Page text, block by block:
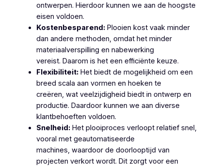
ontwerpen. Hierdoor kunnen we aan de hoogste
eisen voldoen.
Kostenbesparend:Plooien kost vaak minder
dan andere methoden, omdat het minder
materiaalverspilling en nabewerking
vereist. Daarom is het een efficiënte keuze.
Flexibiliteit:Het biedt de mogelijkheid om een
breed scala aan vormen en hoeken te
creëren, wat veelzijdigheid biedt in ontwerp en
productie. Daardoor kunnen we aan diverse
klantbehoeften voldoen.
Snelheid:Het plooiproces verloopt relatief snel,
vooral met geautomatiseerde
machines, waardoor de doorlooptijd van
projecten verkort wordt. Dit zorgt voor een